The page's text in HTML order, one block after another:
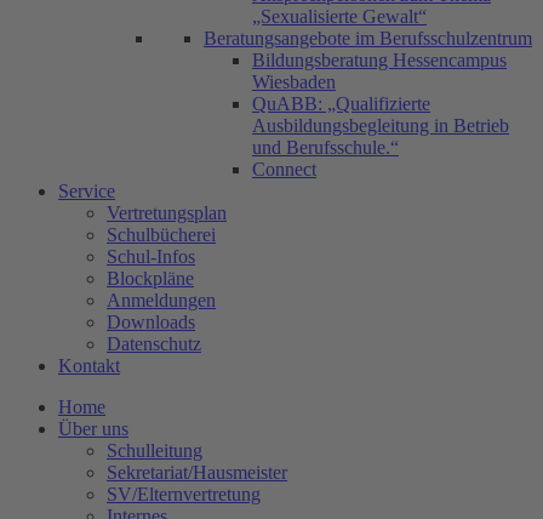
„Sexualisierte Gewalt“
Beratungsangebote im Berufsschulzentrum
Bildungsberatung Hessencampus
Wiesbaden
QuABB: „Qualifizierte
Ausbildungsbegleitung in Betrieb
und Berufsschule.“
Connect
Service
Vertretungsplan
Schulbücherei
Schul-Infos
Blockpläne
Anmeldungen
Downloads
Datenschutz
Kontakt
Home
Über uns
Schulleitung
Sekretariat/Hausmeister
SV/Elternvertretung